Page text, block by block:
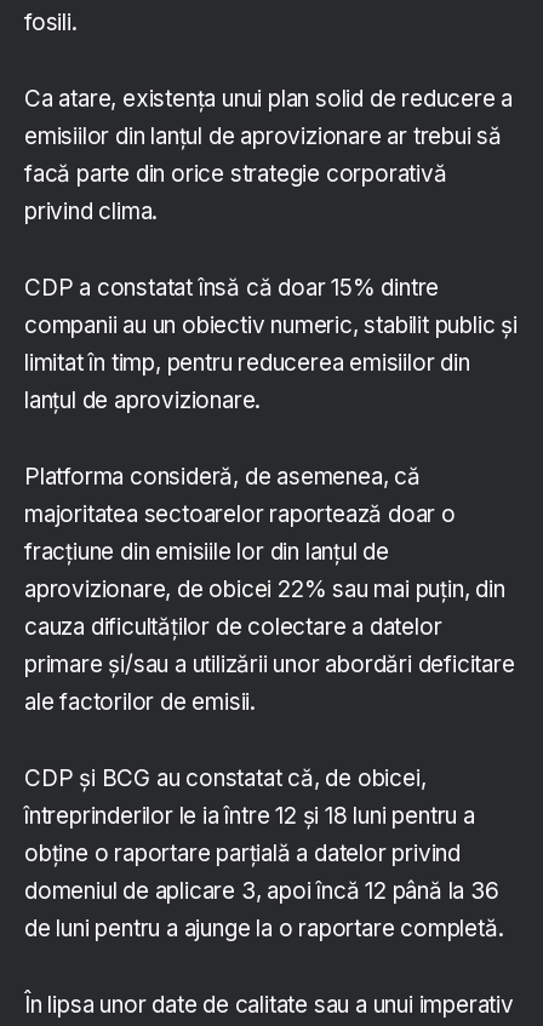
fosili.
Ca atare, existența unui plan solid de reducere a
emisiilor din lanțul de aprovizionare ar trebui să
facă parte din orice strategie corporativă
privind clima.
CDP a constatat însă că doar 15% dintre
companii au un obiectiv numeric, stabilit public și
limitat în timp, pentru reducerea emisiilor din
lanțul de aprovizionare.
Platforma consideră, de asemenea, că
majoritatea sectoarelor raportează doar o
fracțiune din emisiile lor din lanțul de
aprovizionare, de obicei 22% sau mai puțin, din
cauza dificultăților de colectare a datelor
primare și/sau a utilizării unor abordări deficitare
ale factorilor de emisii.
CDP și BCG au constatat că, de obicei,
întreprinderilor le ia între 12 și 18 luni pentru a
obține o raportare parțială a datelor privind
domeniul de aplicare 3, apoi încă 12 până la 36
de luni pentru a ajunge la o raportare completă.
În lipsa unor date de calitate sau a unui imperativ